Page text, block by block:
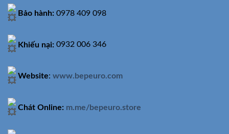
Bảo hành: 0978 409 098
Khiếu nại: 0932 006 346
Website: www.bepeuro.com
Chát Online: m.me/bepeuro.store